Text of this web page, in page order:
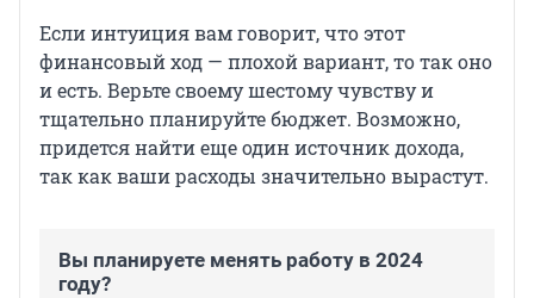
Если интуиция вам говорит, что этот
финансовый ход — плохой вариант, то так оно
и есть. Верьте своему шестому чувству и
тщательно планируйте бюджет. Возможно,
придется найти еще один источник дохода,
так как ваши расходы значительно вырастут.
Вы планируете менять работу в 2024
году?